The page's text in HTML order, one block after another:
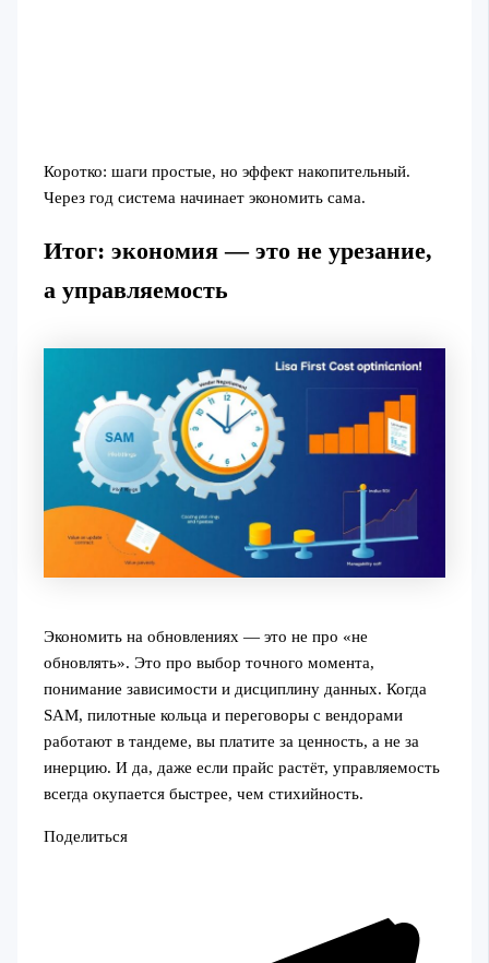
Коротко: шаги простые, но эффект накопительный.
Через год система начинает экономить сама.
Итог: экономия — это не урезание,
а управляемость
Экономить на обновлениях — это не про «не
обновлять». Это про выбор точного момента,
понимание зависимости и дисциплину данных. Когда
SAM, пилотные кольца и переговоры с вендорами
работают в тандеме, вы платите за ценность, а не за
инерцию. И да, даже если прайс растёт, управляемость
всегда окупается быстрее, чем стихийность.
Поделиться